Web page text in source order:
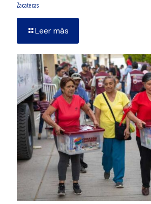
Zacatecas
Leer más